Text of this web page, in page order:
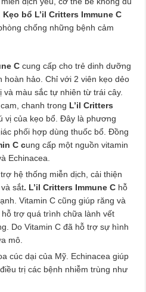
Kẹo bổ L’il Critters Immune C
chống những bệnh cảm
Ccung cấp cho trẻ dinh dưỡng
hoàn hảo. Chỉ với 2 viên kẹo dẻo
màu sắc tự nhiên từ trái cây.
chanh trong L’il Critters
vị của kẹo bổ. Đây là phương
phối hợp dùng thuốc bổ. Đồng
C cung cấp một nguồn vitamin
Echinacea.
hệ thống miễn dịch, cải thiện
sắt. L’il Critters Immune C hỗ
Vitamin C cũng giúp răng và
trợ quá trình chữa lành vết
Do Vitamin C đã hỗ trợ sự hình
mô.
cúc dại của Mỹ. Echinacea giúp
trị các bệnh nhiễm trùng như